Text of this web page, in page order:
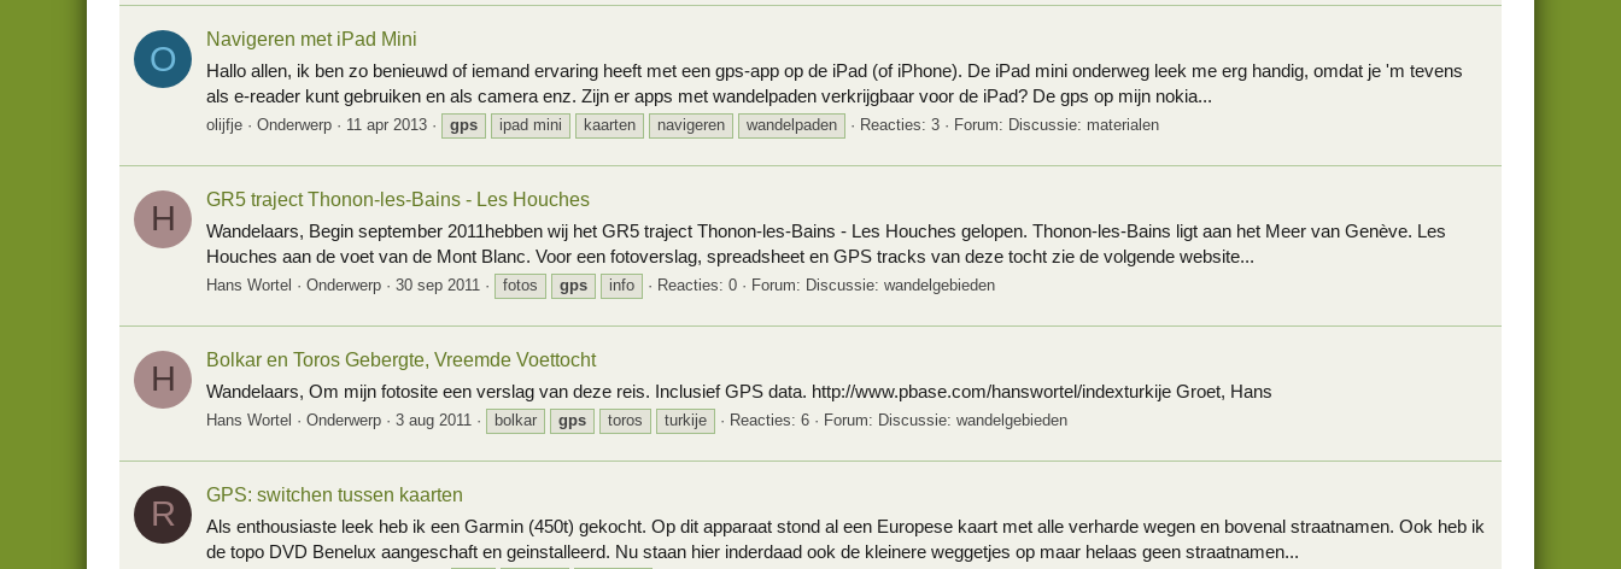
O
Navigeren met iPad Mini
Hallo allen, ik ben zo benieuwd of iemand ervaring heeft met een gps-app op de iPad (of iPhone). De iPad mini onderweg leek me erg handig, omdat je 'm tevens
als e-reader kunt gebruiken en als camera enz. Zijn er apps met wandelpaden verkrijgbaar voor de iPad? De gps op mijn nokia...
olijfje Onderwerp 11 apr 2013 gps ipad mini kaarten navigeren wandelpaden Reacties: 3 Forum: Discussie: materialen
H
GR5 traject Thonon-les-Bains - Les Houches
Wandelaars, Begin september 2011hebben wij het GR5 traject Thonon-les-Bains - Les Houches gelopen. Thonon-les-Bains ligt aan het Meer van Genève. Les
Houches aan de voet van de Mont Blanc. Voor een fotoverslag, spreadsheet en GPS tracks van deze tocht zie de volgende website...
Hans Wortel Onderwerp 30 sep 2011 fotos gps info Reacties: 0 Forum: Discussie: wandelgebieden
H
Bolkar en Toros Gebergte, Vreemde Voettocht
Wandelaars, Om mijn fotosite een verslag van deze reis. Inclusief GPS data. http://www.pbase.com/hanswortel/indexturkije Groet, Hans
Hans Wortel Onderwerp 3 aug 2011 bolkar gps toros turkije Reacties: 6 Forum: Discussie: wandelgebieden
R
GPS: switchen tussen kaarten
Als enthousiaste leek heb ik een Garmin (450t) gekocht. Op dit apparaat stond al een Europese kaart met alle verharde wegen en bovenal straatnamen. Ook heb ik
de topo DVD Benelux aangeschaft en geinstalleerd. Nu staan hier inderdaad ook de kleinere weggetjes op maar helaas geen straatnamen...